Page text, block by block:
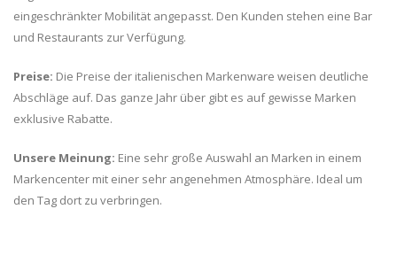
eingeschränkter Mobilität angepasst. Den Kunden stehen eine Bar
und Restaurants zur Verfügung.
Preise: Die Preise der italienischen Markenware weisen deutliche
Abschläge auf. Das ganze Jahr über gibt es auf gewisse Marken
exklusive Rabatte.
Unsere Meinung: Eine sehr große Auswahl an Marken in einem
Markencenter mit einer sehr angenehmen Atmosphäre. Ideal um
den Tag dort zu verbringen.